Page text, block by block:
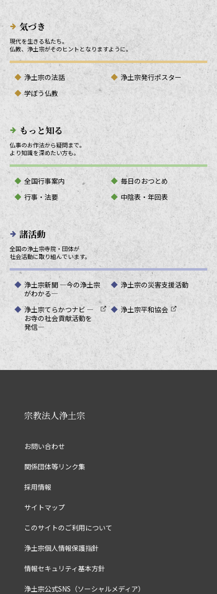
気づき
現代を生きる私たち。
仏教、浄土宗がそのヒントとなりますように。
浄土宗の法話
浄土宗発行ポスター
学ぼう仏教
もっと知る
仏事のお作法から疑問まで。
より知識を深めたい方も。
全国行事案内
毎日のおつとめ
行事・法要
中陰表・年回表
諸活動
全国の浄土宗寺院・団体が
社会活動に取り組んでいます。
浄土宗新聞 ―今の浄土宗
がわかる―
浄土宗の災害支援活動
浄土宗てらかつナビ ―
お寺の社会貢献活動を
発信―
浄土宗平和協会
宗教法人浄土宗
お問い合わせ
関係団体等リンク集
採用情報
サイトマップ
このサイトのご利用について
浄土宗個人情報保護指針
情報セキュリティ基本方針
浄土宗公式SNS（ソーシャルメディア）